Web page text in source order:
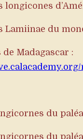
longicones
Lamiinae du
Madagascar :
du
du